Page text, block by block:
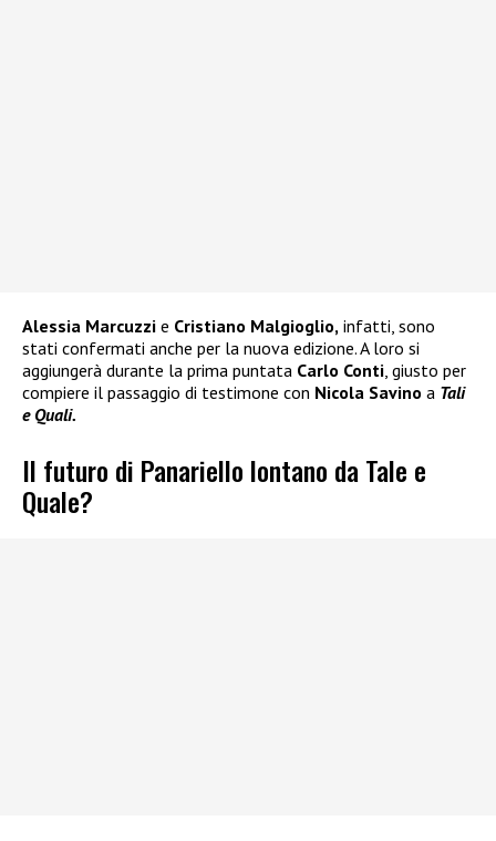
Alessia Marcuzzi e Cristiano Malgioglio, infatti, sono
stati confermati anche per la nuova edizione. A loro si
aggiungerà durante la prima puntata Carlo Conti, giusto per
compiere il passaggio di testimone con Nicola Savino a Tali
e Quali.
Il futuro di Panariello lontano da Tale e
Quale?